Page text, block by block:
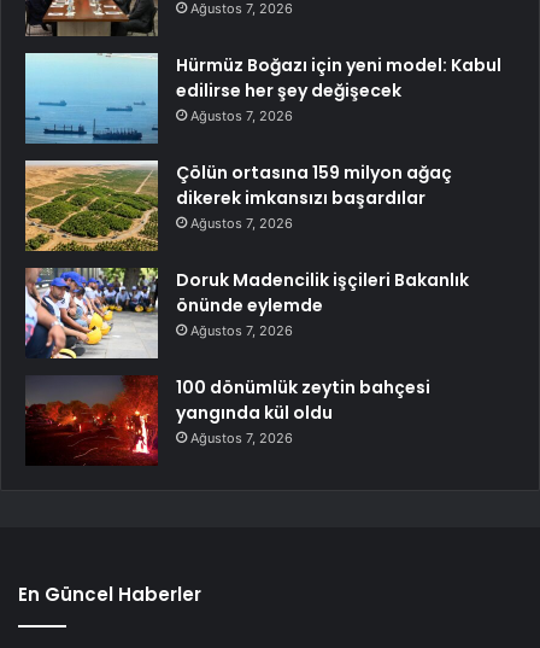
Ağustos 7, 2026
Hürmüz Boğazı için yeni model: Kabul
edilirse her şey değişecek
Ağustos 7, 2026
Çölün ortasına 159 milyon ağaç
dikerek imkansızı başardılar
Ağustos 7, 2026
Doruk Madencilik işçileri Bakanlık
önünde eylemde
Ağustos 7, 2026
100 dönümlük zeytin bahçesi
yangında kül oldu
Ağustos 7, 2026
En Güncel Haberler